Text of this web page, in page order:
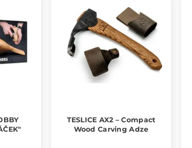
TESLICE AX2 – Compact
Wood Carving Adze